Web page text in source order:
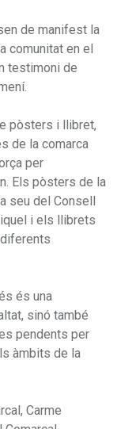
de manifest la
comunitat en el
testimoni de
pòsters i llibret,
de la comarca
per
Els pòsters de la
seu del Consell
i els llibrets
és una
sinó també
pendents per
àmbits de la
Carme